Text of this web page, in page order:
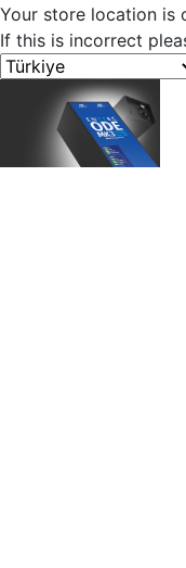
Your store location is
If this is incorrect